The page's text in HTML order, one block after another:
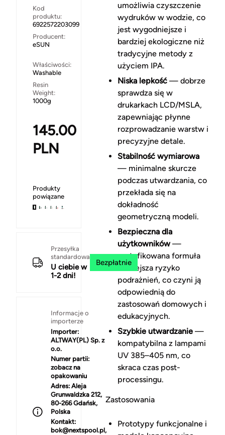
Kod
produktu:
6922572203099
Producent:
eSUN
Właściwości:
Washable
Resin
Weight:
1000g
145.00
PLN
Produkty
powiązane
Przesyłka
standardowa
U ciebie w
1-2 dni!
Bezpłatnie
Informacje o
importerze
Importer:
ALTWAY(PL) Sp. z
o.o.
Numer partii:
zobacz na
opakowaniu
Adres: Aleja
Grunwaldzka 212,
80-266 Gdańsk,
Polska
Kontakt:
bok@nextspool.pl,
umożliwia czyszczenie
wydruków w wodzie, co
jest wygodniejsze i
bardziej ekologiczne niż
tradycyjne metody z
użyciem IPA.
Niska lepkość— dobrze
sprawdza się w
drukarkach LCD/MSLA,
zapewniając płynne
rozprowadzanie warstw i
precyzyjne detale.
Stabilność wymiarowa
— minimalne skurcze
podczas utwardzania, co
przekłada się na
dokładność
geometryczną modeli.
Bezpieczna dla
użytkowników—
certyfikowana formuła
zmniejsza ryzyko
podrażnień, co czyni ją
odpowiednią do
zastosowań domowych i
edukacyjnych.
Szybkie utwardzanie—
kompatybilna z lampami
UV 385–405 nm, co
skraca czas post-
processingu.
Zastosowania
Prototypy funkcjonalne i